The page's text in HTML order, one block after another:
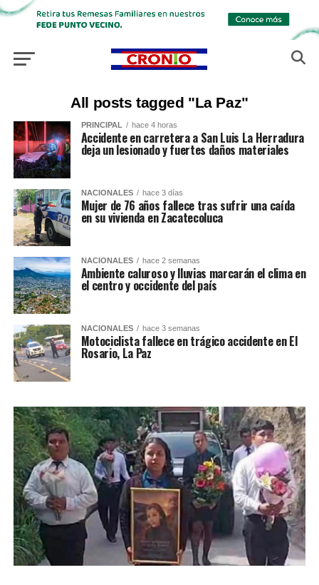
All posts tagged "La Paz"
PRINCIPAL hace 4 horas
Accidente en carretera a San Luis La Herradura
deja un lesionado y fuertes daños materiales
NACIONALES hace 3 días
Mujer de 76 años fallece tras sufrir una caída
en su vivienda en Zacatecoluca
NACIONALES hace 2 semanas
Ambiente caluroso y lluvias marcarán el clima en
el centro y occidente del país
NACIONALES hace 3 semanas
Motociclista fallece en trágico accidente en El
Rosario, La Paz